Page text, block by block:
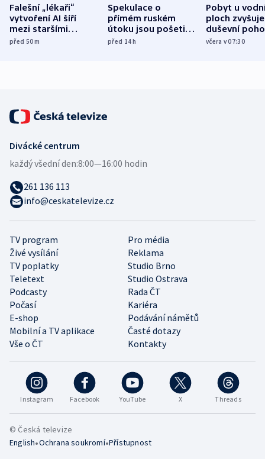
Falešní „lékaři“
vytvoření AI šíří
mezi staršími
Poláky nebezpečné
před 50m
Spekulace o
přímém ruském
útoku jsou pošetilé,
míní estonský
před 14h
Pobyt u
ploch zvyšuje
duševní
ukázala
včera v 07:30
Instagram Facebook YouTube X Threads
TV program
Pro média
Živé vysílání
Reklama
TV poplatky
Studio Brno
Teletext
Studio Ostrava
Podcasty
Rada ČT
Počasí
Kariéra
E-shop
Podávání námětů
Mobilní a TV aplikace
Časté dotazy
Vše o ČT
Kontakty
Divácké centrum
každý všední den:8:00—16:00 hodin
261 136 113
info@ceskatelevize.cz
© Česká televize
English•Ochrana soukromí•Přístupnost